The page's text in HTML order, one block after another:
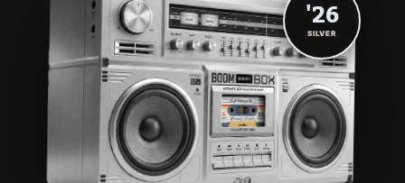
'26
SILVER